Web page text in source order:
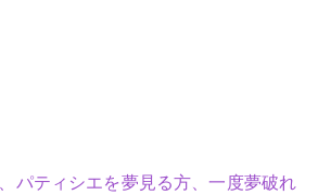
パティシエを夢見る方、一度夢破れ